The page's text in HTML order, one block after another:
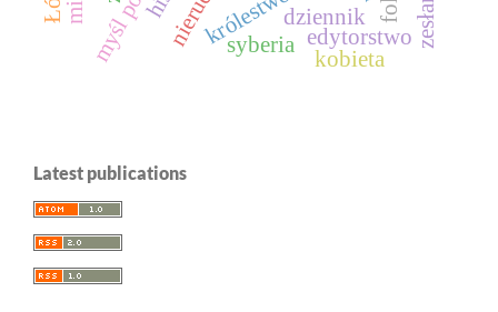
syberia
dziennik
edytorstwo
kobieta
Latest publications